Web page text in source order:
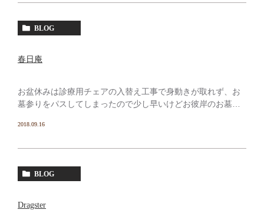
BLOG
春日庵
お盆休みは診療用チェアの入替え工事で身動きが取れず、お
墓参りをパスしてしまったので少し早いけどお彼岸のお墓参
朝5時半に家を出てまず伊勢に向かった、朝7時過ぎには墓参
2018.09.16
BLOG
Dragster